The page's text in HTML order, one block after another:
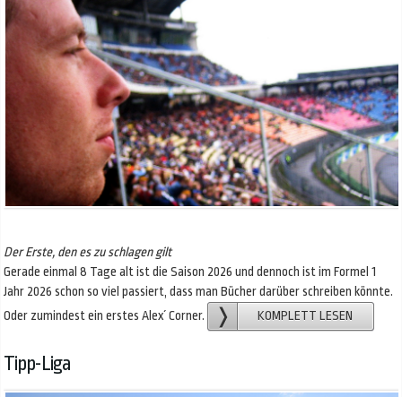
Der Erste, den es zu schlagen gilt
Gerade einmal 8 Tage alt ist die Saison 2026 und dennoch ist im Formel 1
Jahr 2026 schon so viel passiert, dass man Bücher darüber schreiben könnte.
Oder zumindest ein erstes Alex´ Corner.
KOMPLETT LESEN
Tipp-Liga